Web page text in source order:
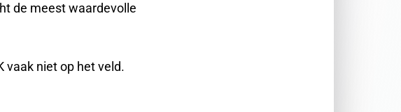
de meest waardevolle
vaak niet op het veld.